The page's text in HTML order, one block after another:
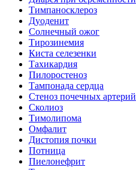
Тимпаносклероз
Дуоденит
Солнечный ожог
Тирозинемия
Киста селезенки
Тахикардия
Пилоростеноз
Тампонада сердца
Стеноз почечных артерий
Сколиоз
Тимолипома
Омфалит
Дистопия почки
Потница
Пиелонефрит